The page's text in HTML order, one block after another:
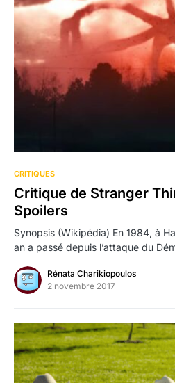
CRITIQUES
Critique de Stranger
Spoilers
Synopsis (Wikipédia) En 1984, à
an a passé depuis l’attaque du
Rénata Charikiopoulos
2 novembre 2017